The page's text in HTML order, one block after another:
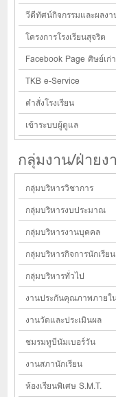
วีดีทัศน์กิจกรรมและผลงา
โครงการโรงเรียนสุจริต
Facebook Page ศิษย์เก่า
TKB e-Service
คำสั่งโรงเรียน
เข้าระบบผู้ดูแล
กลุ่มงาน/ฝ่ายง
กลุ่มบริหารวิชาการ
กลุ่มบริหารงบประมาณ
กลุ่มบริหารงานบุคคล
กลุ่มบริหารกิจการนักเรียน
กลุ่มบริหารทั่วไป
งานประกันคุณภาพภายใ
งานวัดและประเมินผล
ชมรมทูบีนัมเบอร์วัน
งานสภานักเรียน
ห้องเรียนพิเศษ S.M.T.